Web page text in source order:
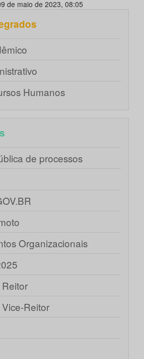
de maio de 2023, 08:05
Humanos
de processos
Organizacionais
Reitor